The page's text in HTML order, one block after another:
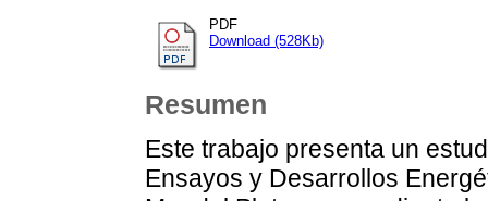
PDF
Download (528Kb)
Resumen
Este trabajo presenta un
Ensayos y Desarrollos